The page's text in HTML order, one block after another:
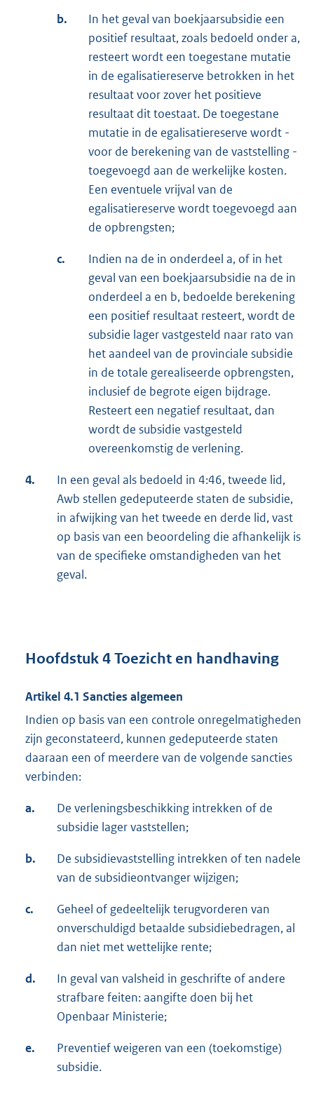
b.
In het geval van boekjaarsubsidie een
positief resultaat, zoals bedoeld onder a,
resteert wordt een toegestane mutatie
in de egalisatiereserve betrokken in het
resultaat voor zover het positieve
resultaat dit toestaat. De toegestane
mutatie in de egalisatiereserve wordt -
voor de berekening van de vaststelling -
toegevoegd aan de werkelijke kosten.
Een eventuele vrijval van de
egalisatiereserve wordt toegevoegd aan
de opbrengsten;
c.
Indien na de in onderdeel a, of in het
geval van een boekjaarsubsidie na de in
onderdeel a en b, bedoelde berekening
een positief resultaat resteert, wordt de
subsidie lager vastgesteld naar rato van
het aandeel van de provinciale subsidie
in de totale gerealiseerde opbrengsten,
inclusief de begrote eigen bijdrage.
Resteert een negatief resultaat, dan
wordt de subsidie vastgesteld
overeenkomstig de verlening.
4.
In een geval als bedoeld in 4:46, tweede lid,
Awb stellen gedeputeerde staten de subsidie,
in afwijking van het tweede en derde lid, vast
op basis van een beoordeling die afhankelijk is
van de specifieke omstandigheden van het
geval.
Hoofdstuk 4 Toezicht en handhaving
Artikel 4.1 Sancties algemeen
Indien op basis van een controle onregelmatigheden
zijn geconstateerd, kunnen gedeputeerde staten
daaraan een of meerdere van de volgende sancties
verbinden:
a.
De verleningsbeschikking intrekken of de
subsidie lager vaststellen;
b.
De subsidievaststelling intrekken of ten nadele
van de subsidieontvanger wijzigen;
c.
Geheel of gedeeltelijk terugvorderen van
onverschuldigd betaalde subsidiebedragen, al
dan niet met wettelijke rente;
d.
In geval van valsheid in geschrifte of andere
strafbare feiten: aangifte doen bij het
Openbaar Ministerie;
e.
Preventief weigeren van een (toekomstige)
subsidie.